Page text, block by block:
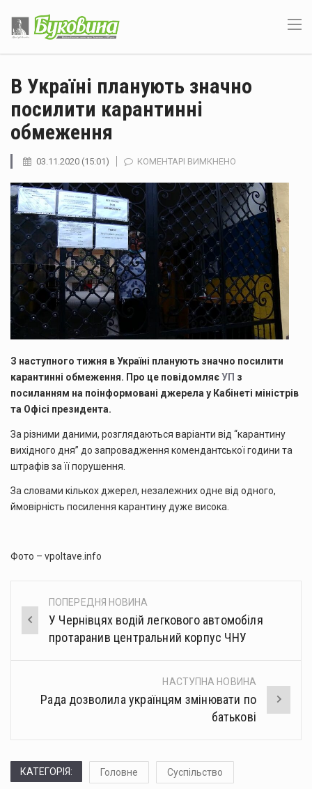
В Україні планують значно
посилити карантинні
обмеження
03.11.2020 (15:01) КОМЕНТАРІ ВИМКНЕНО
УКРАЇНІ
ПЛАНУЮТЬ
ЗНАЧНО
ПОСИЛИТИ
КАРАНТИННІ
ОБМЕЖЕННЯ
З наступного тижня в Україні планують значно посилити
карантинні обмеження. Про це повідомляєУП з
посиланням на поінформовані джерела у Кабінеті міністрів
та Офісі президента.
За різними даними, розглядаються варіанти від “карантину
вихідного дня” до запровадження комендантської години та
штрафів за її порушення.
За словами кількох джерел, незалежних одне від одного,
ймовірність посилення карантину дуже висока.
Фото – vpoltave.info
Post
navigation
ПОПЕРЕДНЯ НОВИНА
У Чернівцях водій легкового автомобіля
протаранив центральний корпус ЧНУ
НАСТУПНА НОВИНА
Рада дозволила українцям змінювати по
батькові
КАТЕГОРІЯ: Головне Суспільство